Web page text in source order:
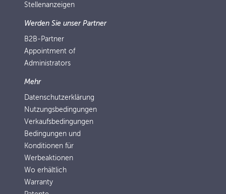
Stellenanzeigen
Werden Sie unser Partner
B2B-Partner
Appointment of
Administrators
Mehr
Datenschutzerklärung
Nutzungsbedingungen
Verkaufsbedingungen
Bedingungen und
Konditionen für
Werbeaktionen
Wo erhältlich
Warranty